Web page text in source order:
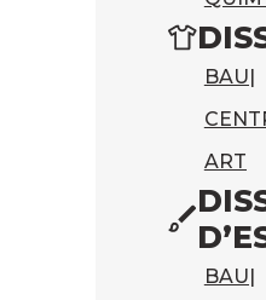
BAU|
ART
BAU|